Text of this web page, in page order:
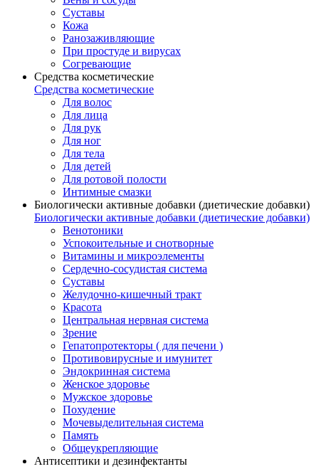
Суставы
Кожа
Ранозаживляющие
При простуде и вирусах
Согревающие
Средства косметические
Средства косметические
Для волос
Для лица
Для рук
Для ног
Для тела
Для детей
Для ротовой полости
Интимные смазки
Биологически активные добавки (диетические добавки)
Биологически активные добавки (диетические добавки)
Венотоники
Успокоительные и снотворные
Витамины и микроэлементы
Сердечно-сосудистая система
Суставы
Желудочно-кишечный тракт
Красота
Центральная нервная система
Зрение
Гепатопротекторы ( для печени )
Противовирусные и имунитет
Эндокринная система
Женское здоровье
Мужское здоровье
Похудение
Мочевыделительная система
Память
Общеукрепляющие
Антисептики и дезинфектанты